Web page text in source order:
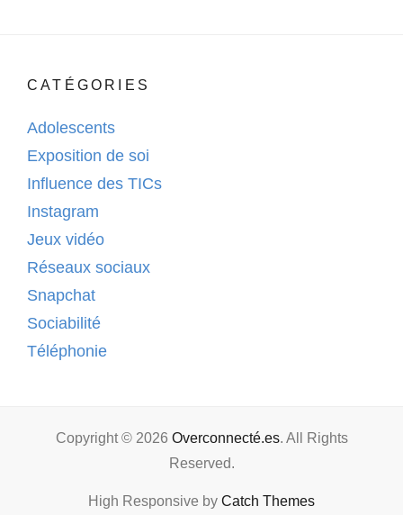
CATÉGORIES
Adolescents
Exposition de soi
Influence des TICs
Instagram
Jeux vidéo
Réseaux sociaux
Snapchat
Sociabilité
Téléphonie
Copyright © 2026 Overconnecté.es. All Rights
Reserved.
High Responsive by Catch Themes